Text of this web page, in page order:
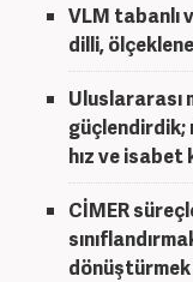
VLM tabanlı
dilli,
Uluslararası
güçlendirdik;
hız ve isabet
CİMER
dönüştürmek